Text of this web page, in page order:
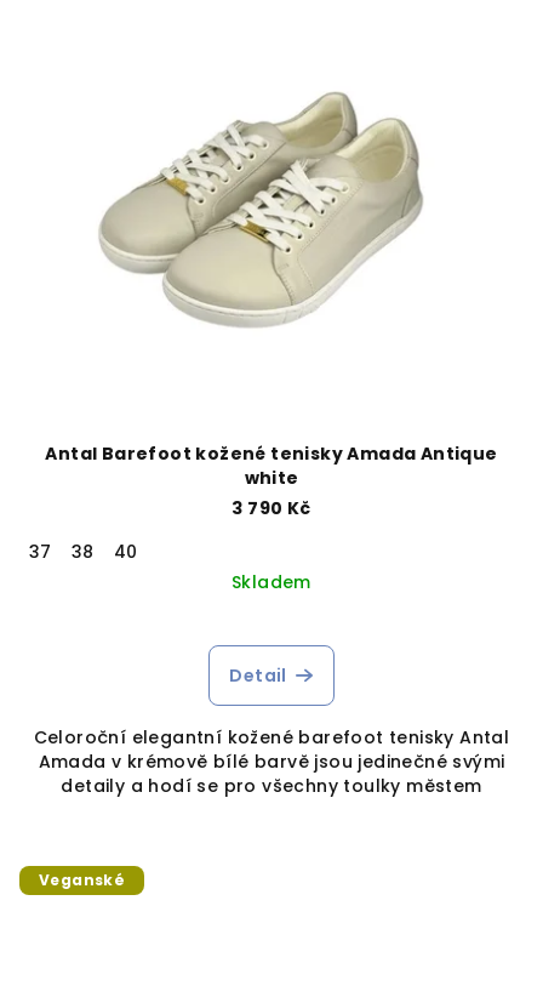
Antal Barefoot kožené tenisky Amada Antique
white
3 790 Kč
37
38
40
Skladem
Detail
Celoroční elegantní kožené barefoot tenisky Antal
Amada v krémově bílé barvě jsou jedinečné svými
detaily a hodí se pro všechny toulky městem
Veganské